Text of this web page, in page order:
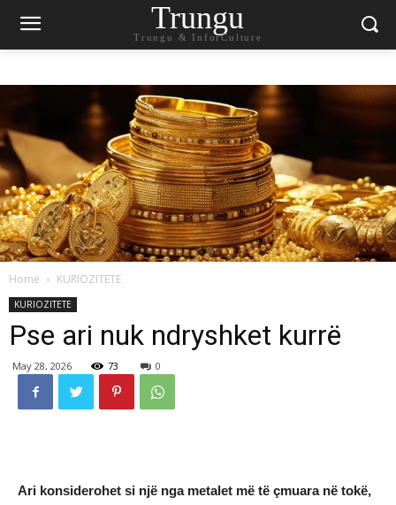
Trungu
Trungu & InforCulture
Home KURIOZITETE
KURIOZITETE
Pse ari nuk ndryshket kurrë
May 28, 2026 73 0
Ari konsiderohet si një nga metalet më të çmuara në tokë,